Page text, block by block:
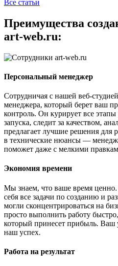
Все статьи
Преимущества
art-web.ru:
Персональный менеджер
Сотрудничая с нашей веб-
менеджера, который берет ваш
контроль. Он курирует все
запуска, следит за качеством,
предлагает лучшие решения для
в технические нюансы —
поможет даже с мелкими
Экономия времени
Мы знаем, что ваше время ценно.
себя все задачи по созданию и
могли сконцентрироваться на
просто выполнить работу быстро,
который принесет прибыль. Ваш
наш успех.
Работа на результат